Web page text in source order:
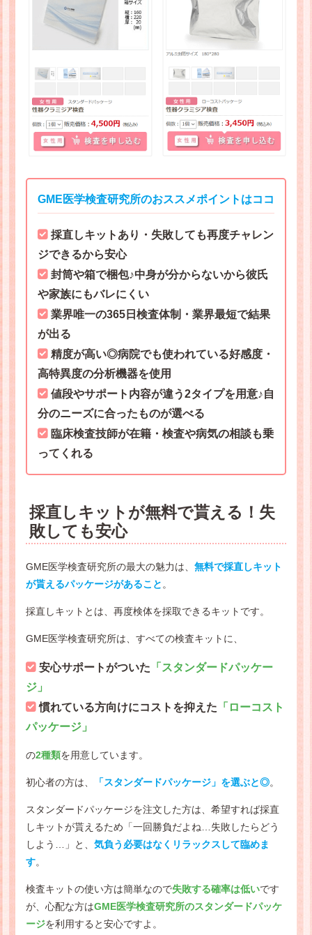
GME医学検査研究所のおススメポイントはココ
採直しキットあり・失敗しても再度チャレン
ジできるから安心
封筒や箱で梱包♪中身が分からないから彼氏
や家族にもバレにくい
業界唯一の365日検査体制・業界最短で結果
が出る
精度が高い◎病院でも使われている好感度・
高特異度の分析機器を使用
値段やサポート内容が違う2タイプを用意♪自
分のニーズに合ったものが選べる
臨床検査技師が在籍・検査や病気の相談も乗
ってくれる
採直しキットが無料で貰える！失
敗しても安心
GME医学検査研究所の最大の魅力は、 無料で採直しキット
が貰えるパッケージがあること 。
採直しキットとは、再度検体を採取できるキットです。
GME医学検査研究所は、すべての検査キットに、
安心サポートがついた 「スタンダードパッケー
ジ」
慣れている方向けにコストを抑えた 「ローコスト
パッケージ」
の2種類を用意しています。
初心者の方は、 「スタンダードパッケージ」を選ぶと◎。
スタンダードパッケージを注文した方は、希望すれば採直
しキットが貰えるため「一回勝負だよね…失敗したらどう
しよう…」と、 気負う必要はなくリラックスして臨めま
す。
検査キットの使い方は簡単なので失敗する確率は低いです
が、心配な方はGME医学検査研究所のスタンダードパッケ
ージを利用すると安心ですよ。